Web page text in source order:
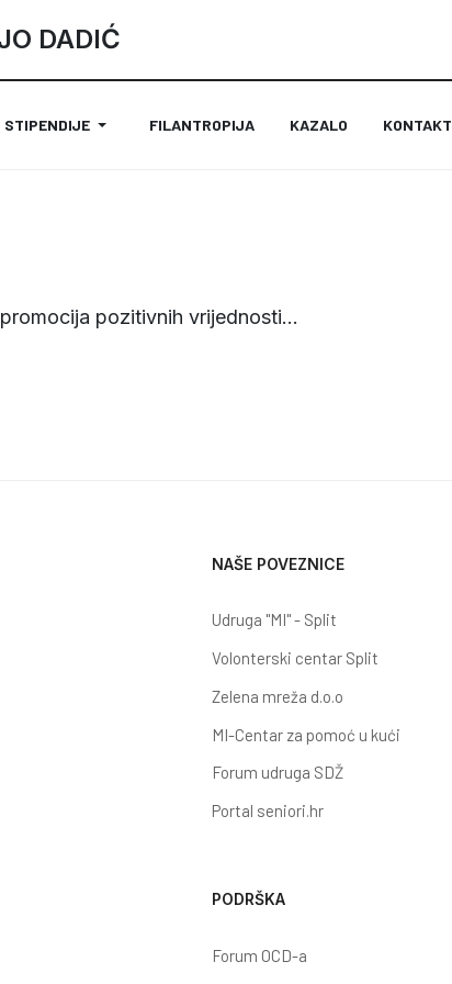
DADIĆ
STIPENDIJE FILANTROPIJA KAZALO KONTAKT
pozitivnih vrijednosti...
NAŠE POVEZNICE
Udruga "MI" - Split
Volonterski centar Split
Zelena mreža d.o.o
MI-Centar za pomoć u kući
Forum udruga SDŽ
Portal seniori.hr
PODRŠKA
Forum OCD-a